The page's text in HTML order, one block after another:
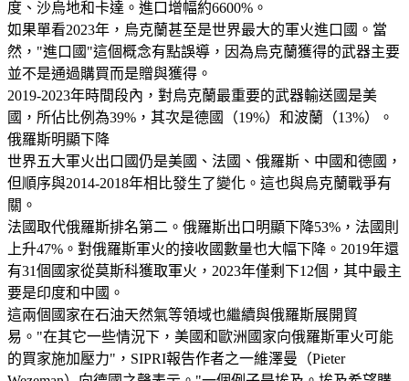
度、沙烏地和卡達。進口增幅約6600%。
如果單看2023年，烏克蘭甚至是世界最大的軍火進口國。當
然，"進口國"這個概念有點誤導，因為烏克蘭獲得的武器主要
並不是通過購買而是贈與獲得。
2019-2023年時間段內，對烏克蘭最重要的武器輸送國是美
國，所佔比例為39%，其次是德國（19%）和波蘭（13%）。
俄羅斯明顯下降
世界五大軍火出口國仍是美國、法國、俄羅斯、中國和德國，
但順序與2014-2018年相比發生了變化。這也與烏克蘭戰爭有
關。
法國取代俄羅斯排名第二。俄羅斯出口明顯下降53%，法國則
上升47%。對俄羅斯軍火的接收國數量也大幅下降。2019年還
有31個國家從莫斯科獲取軍火，2023年僅剩下12個，其中最主
要是印度和中國。
這兩個國家在石油天然氣等領域也繼續與俄羅斯展開貿
易。"在其它一些情況下，美國和歐洲國家向俄羅斯軍火可能
的買家施加壓力"，SIPRI報告作者之一維澤曼（Pieter